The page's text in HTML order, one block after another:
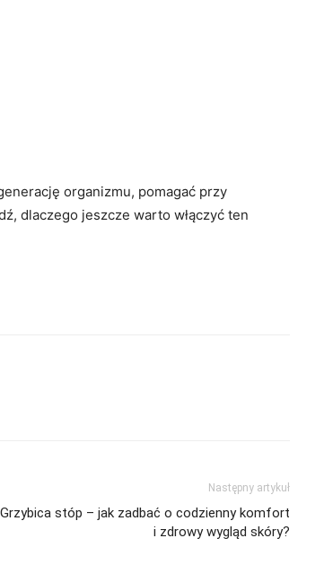
organizmu, pomagać przy
dlaczego jeszcze warto włączyć ten
Następny artykuł
Grzybica stóp – jak zadbać o codzienny komfort
i zdrowy wygląd skóry?